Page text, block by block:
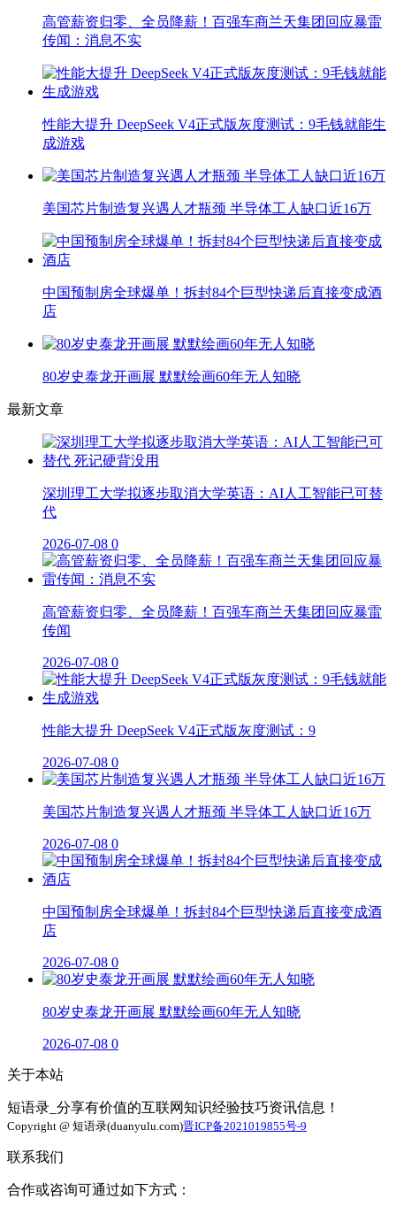
高管薪资归零、全员降薪！百强车商兰天集团回应暴雷
传闻：消息不实
性能大提升 DeepSeek V4正式版灰度测试：9毛钱就能生
成游戏
美国芯片制造复兴遇人才瓶颈 半导体工人缺口近16万
中国预制房全球爆单！拆封84个巨型快递后直接变成酒
店
80岁史泰龙开画展 默默绘画60年无人知晓
最新文章
深圳理工大学拟逐步取消大学英语：AI人工智能已可替
代
2026-07-08 0
高管薪资归零、全员降薪！百强车商兰天集团回应暴雷
传闻
2026-07-08 0
性能大提升 DeepSeek V4正式版灰度测试：9
2026-07-08 0
美国芯片制造复兴遇人才瓶颈 半导体工人缺口近16万
2026-07-08 0
中国预制房全球爆单！拆封84个巨型快递后直接变成酒
店
2026-07-08 0
80岁史泰龙开画展 默默绘画60年无人知晓
2026-07-08 0
关于本站
短语录_分享有价值的互联网知识经验技巧资讯信息！
Copyright @ 短语录(duanyulu.com)晋ICP备2021019855号-9
联系我们
合作或咨询可通过如下方式：